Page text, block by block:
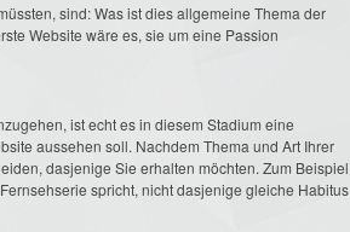
sind: Was ist dies allgemeine Thema der
Website wäre es, sie um eine Passion
ist echt es in diesem Stadium eine
aussehen soll. Nachdem Thema und Art Ihrer
dasjenige Sie erhalten möchten. Zum Beispiel
spricht, nicht dasjenige gleiche Habitus